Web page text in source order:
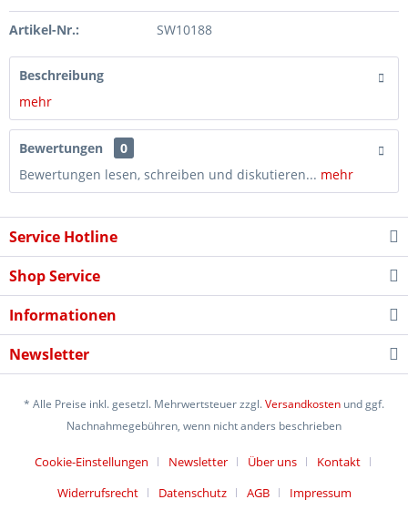
Artikel-Nr.: SW10188
Beschreibung
mehr
Bewertungen
0
Bewertungen lesen, schreiben und diskutieren... mehr
Service Hotline
Shop Service
Informationen
Newsletter
* Alle Preise inkl. gesetzl. Mehrwertsteuer zzgl.Versandkosten und ggf.
Nachnahmegebühren, wenn nicht anders beschrieben
Cookie-Einstellungen Newsletter Über uns
Kontakt
Widerrufsrecht
Datenschutz AGB
Impressum